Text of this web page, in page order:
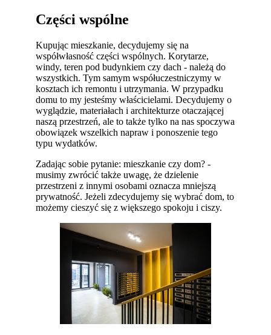
Części wspólne
Kupując mieszkanie, decydujemy się na
współwłasność części wspólnych. Korytarze,
windy, teren pod budynkiem czy dach - należą do
wszystkich. Tym samym współuczestniczymy w
kosztach ich remontu i utrzymania. W przypadku
domu to my jesteśmy właścicielami. Decydujemy o
wyglądzie, materiałach i architekturze otaczającej
naszą przestrzeń, ale to także tylko na nas spoczywa
obowiązek wszelkich napraw i ponoszenie tego
typu wydatków.
Zadając sobie pytanie: mieszkanie czy dom? -
musimy zwrócić także uwagę, że dzielenie
przestrzeni z innymi osobami oznacza mniejszą
prywatność. Jeżeli zdecydujemy się wybrać dom, to
możemy cieszyć się z większego spokoju i ciszy.